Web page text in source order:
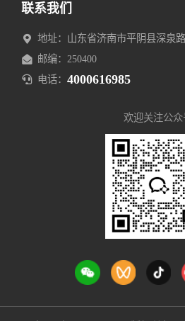
联系我们
地址：山东省济南市平阴县深泉
邮编：250400
电话： 4000616985
欢迎关注公众